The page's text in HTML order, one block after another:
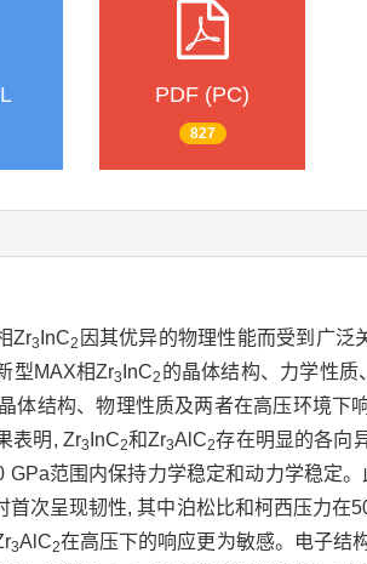
PDF (PC)
827
Zr3 InC2 因其优异的物理性能而受到广泛
型MAX相Zr3 InC2 的晶体结构、力学性
体结构、物理性质及两者在高压环境下
表明, Zr3 InC2和Zr3AlC2存在明显的各向
GPa范围内保持力学稳定和动力学稳定
首次呈现韧性, 其中泊松比和柯西压力在
3AlC2在高压下的响应更为敏感。电子结